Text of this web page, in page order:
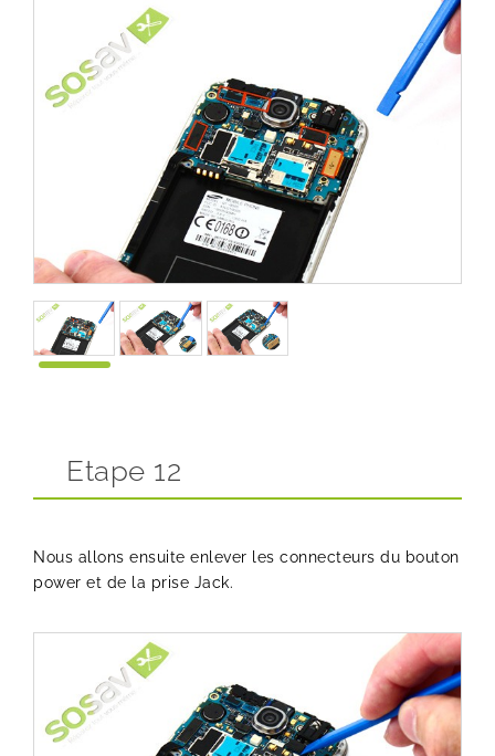
Etape 12
Nous allons ensuite enlever les connecteurs du bouton
power et de la prise Jack.